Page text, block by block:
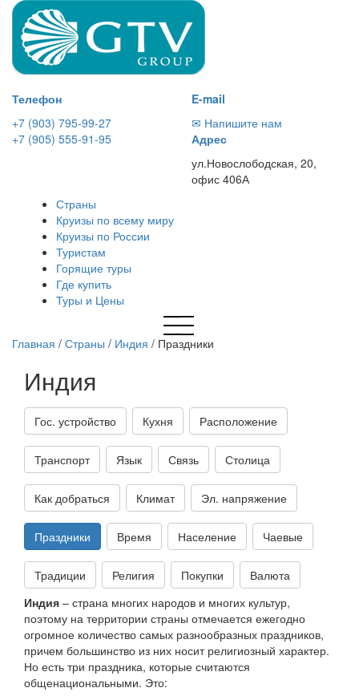
Телефон
+7 (903) 795-99-27
+7 (905) 555-91-95
E-mail
✉ Напишите нам
Адрес
ул.Новослободская, 20,
офис 406А
Страны
Круизы по всему миру
Круизы по России
Туристам
Горящие туры
Где купить
Туры и Цены
Главная / Страны / Индия / Праздники
Индия
Гос. устройство Кухня Расположение
Транспорт Язык Связь Столица
Как добраться Климат Эл. напряжение
Праздники Время Население Чаевые
Традиции Религия Покупки
Валюта
Индия – страна многих народов и многих культур,
поэтому на территории страны отмечается ежегодно
огромное количество самых разнообразных праздников,
причем большинство из них носит религиозный характер.
Но есть три праздника, которые считаются
общенациональными. Это: